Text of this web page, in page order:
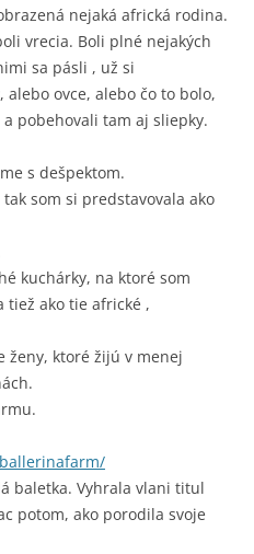
nejaká africká rodina.
vrecia. Boli plné nejakých
sa pásli , už si
ovce, alebo čo to bolo,
pobehovali tam aj sliepky.
s dešpektom.
som si predstavovala ako
kuchárky, na ktoré som
tiež ako tie africké ,
ženy, ktoré žijú v menej
baletka. Vyhrala vlani titul
potom, ako porodila svoje